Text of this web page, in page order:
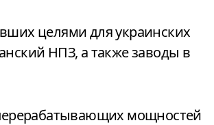
целями для украинских
НПЗ, а также заводы в
мощностей